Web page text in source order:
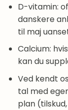
D-vitamin:
danskere
til maj
Calcium:
kan du
Ved kendt
tal med
plan